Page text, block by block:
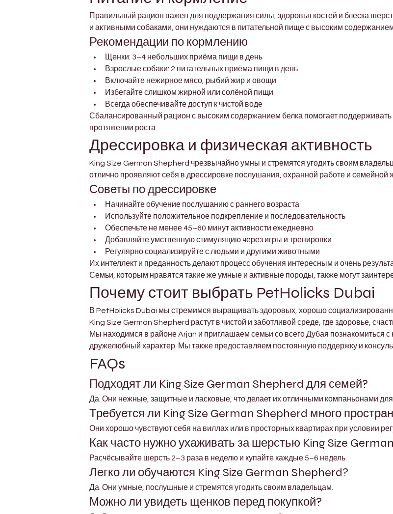
Правильный рацион важен для поддержания силы, здоровья костей и блеска
и активными собаками, они нуждаются в питательной пище с высоким
Рекомендации по кормлению
Щенки: 3–4 небольших приёма пищи в день
Взрослые собаки: 2 питательных приёма пищи в день
Включайте нежирное мясо, рыбий жир и овощи
Избегайте слишком жирной или солёной пищи
Всегда обеспечивайте доступ к чистой воде
Сбалансированный рацион с высоким содержанием белка помогает
протяжении роста.
Дрессировка и физическая активность
King Size German Shepherd чрезвычайно умны и стремятся угодить своим
отлично проявляют себя в дрессировке послушания, охранной работе и семейной
Советы по дрессировке
Начинайте обучение послушанию с раннего возраста
Используйте положительное подкрепление и последовательность
Обеспечьте не менее 45–60 минут активности ежедневно
Добавляйте умственную стимуляцию через игры и тренировки
Регулярно социализируйте с людьми и другими животными
Их интеллект и преданность делают процесс обучения интересным и очень
Семьи, которым нравятся такие же умные и активные породы, также могут
Почему стоит выбрать PetHolicks Dubai
В PetHolicks Dubai мы стремимся выращивать здоровых, хорошо
King Size German Shepherd растут в чистой и заботливой среде, где здоровье,
Мы находимся в районе Arjan и приглашаем семьи со всего Дубая познакомиться
дружелюбный характер. Мы также предоставляем постоянную поддержку и
FAQs
Подходят ли King Size German Shepherd для семей?
Да. Они нежные, защитные и ласковые, что делает их отличными компаньонами для
Требуется ли King Size German Shepherd много
Они хорошо чувствуют себя на виллах или в просторных квартирах при условии
Как часто нужно ухаживать за шерстью King Size
Расчёсывайте шерсть 2–3 раза в неделю и купайте каждые 5–6 недель.
Легко ли обучаются King Size German Shepherd?
Да. Они умные, послушные и стремятся угодить своим владельцам.
Можно ли увидеть щенков перед покупкой?